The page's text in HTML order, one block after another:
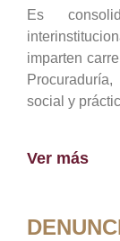
Es
imparten
social y
Ver más